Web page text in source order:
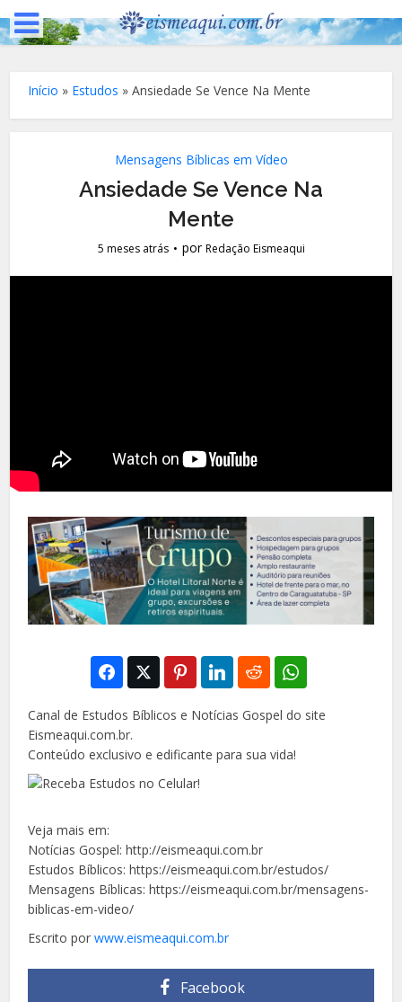
Início » Estudos »Ansiedade Se Vence Na Mente
Mensagens Bíblicas em Vídeo
Ansiedade Se Vence Na
Mente
5 meses atrás porRedação Eismeaqui
Canal de Estudos Bíblicos e Notícias Gospel do site
Eismeaqui.com.br.
Conteúdo exclusivo e edificante para sua vida!
Veja mais em:
Notícias Gospel: http://eismeaqui.com.br
Estudos Bíblicos: https://eismeaqui.com.br/estudos/
Mensagens Bíblicas: https://eismeaqui.com.br/mensagens-
biblicas-em-video/
Escrito porwww.eismeaqui.com.br
Facebook